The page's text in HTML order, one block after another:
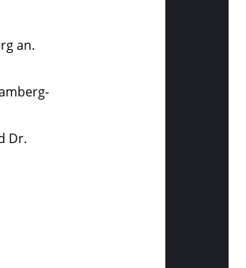
an.
Dr.